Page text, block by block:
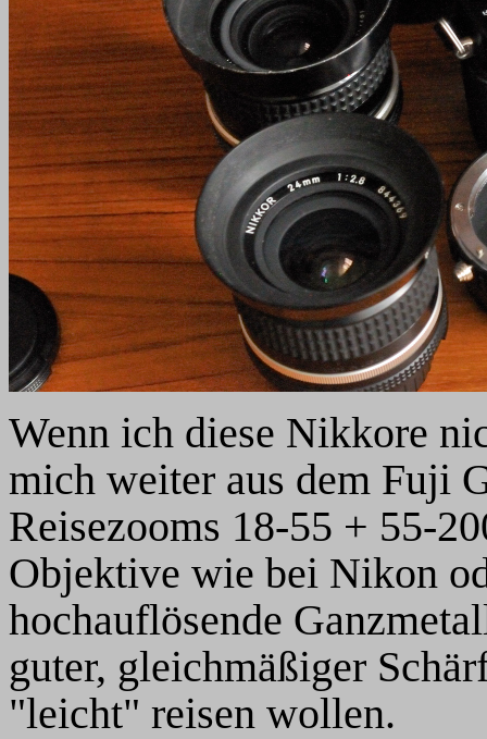
Wenn ich diese Nikkore
mich weiter aus dem Fuji
Reisezooms 18-55 + 55-
Objektive wie bei Nikon
hochauflösende
guter, gleichmäßiger
"leicht" reisen wollen.